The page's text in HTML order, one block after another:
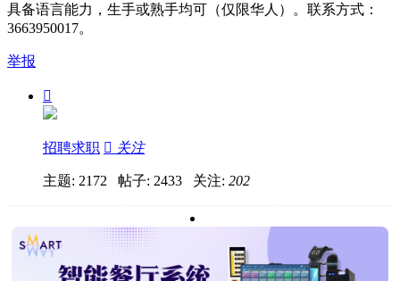
具备语言能力，生手或熟手均可（仅限华人）。联系方式：
3663950017。
举报

招聘求职  关注
主题: 2172 帖子: 2433 关注: 202